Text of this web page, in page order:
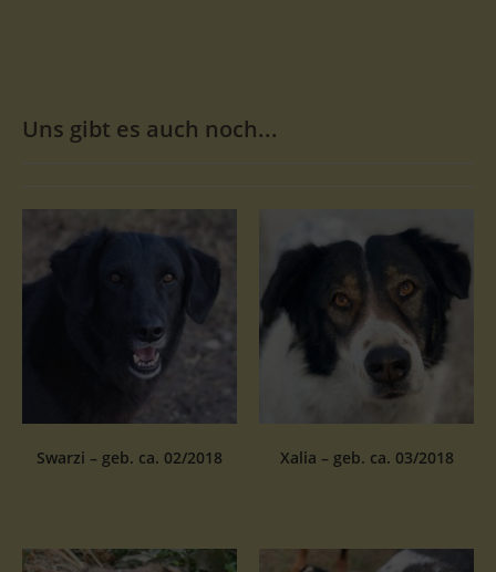
Uns gibt es auch noch...
Swarzi – geb. ca. 02/2018 Xalia – geb. ca. 03/2018